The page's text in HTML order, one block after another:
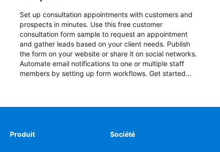
Set up consultation appointments with customers and
prospects in minutes. Use this free customer
consultation form sample to request an appointment
and gather leads based on your client needs. Publish
the form on your website or share it on social networks.
Automate email notifications to one or multiple staff
members by setting up form workflows. Get started
Produit Société